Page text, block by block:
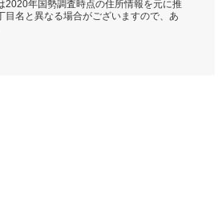
2020年国勢調査時点の住所情報を元に推
目名と異なる場合がございますので、あ